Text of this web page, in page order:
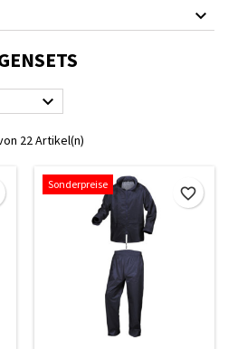

22 Artikel(n)
Sonderpreise
favorite_border